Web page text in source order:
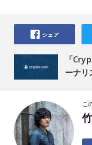
「
ーナリ
シェア
こ